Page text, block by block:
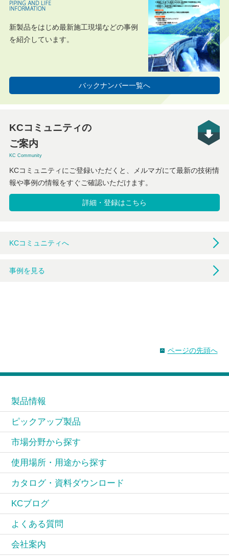
新製品をはじめ最新施工現場などの事例
を紹介しています。
バックナンバー一覧へ
KCコミュニティの
ご案内
KC Community
KCコミュニティにご登録いただくと、メルマガにて最新の技術情
報や事例の情報をすぐご確認いただけます。
詳細・登録はこちら
KCコミュニティへ
事例を見る
ページの先頭へ
製品情報
ピックアップ製品
市場分野から探す
使用場所・用途から探す
カタログ・資料ダウンロード
KCブログ
よくある質問
会社案内